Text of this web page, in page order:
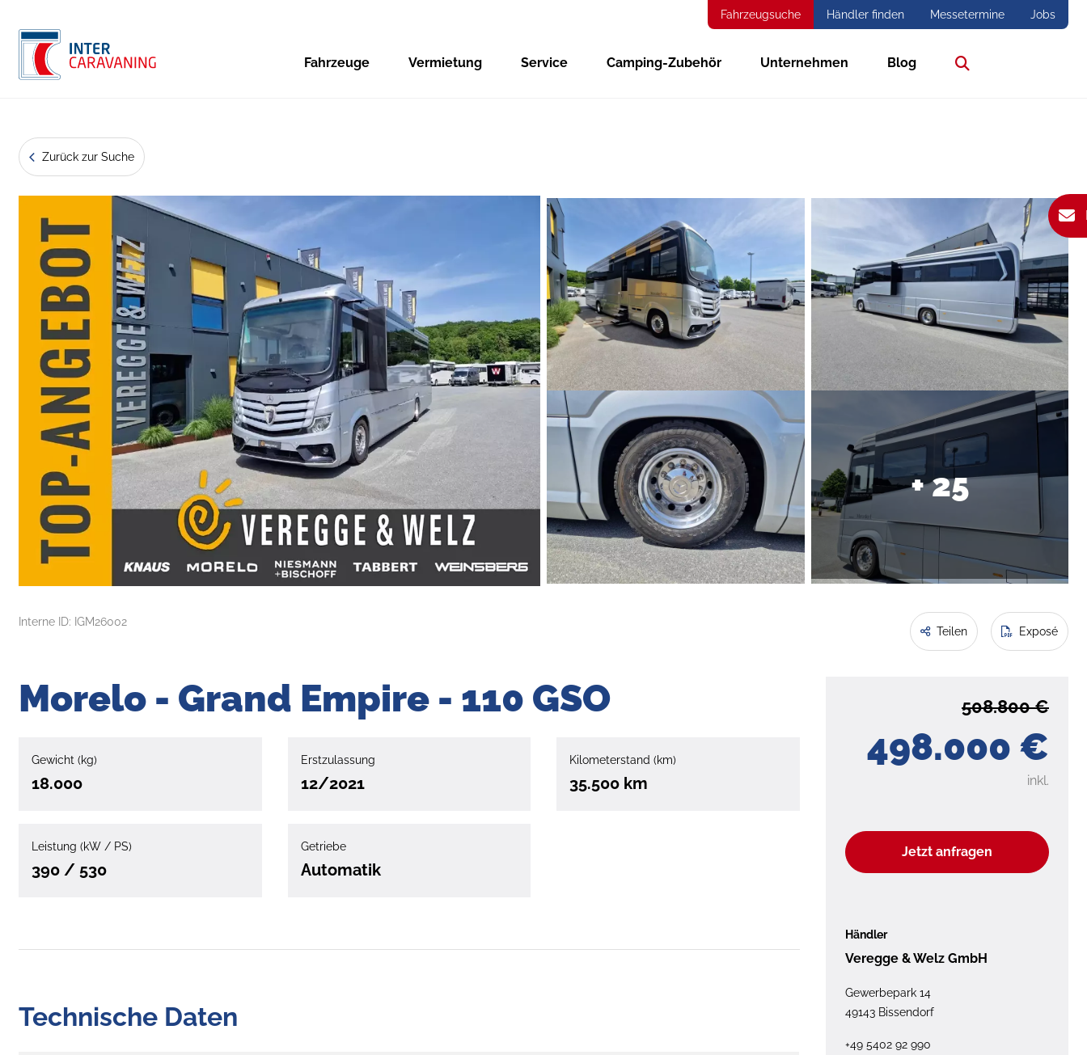
Fahrzeugsuche Händler finden Messetermine Jobs
Fahrzeuge Vermietung Service Camping-Zubehör Unternehmen Blog
Zurück zur Suche
+ 25
Interne ID: IGM26002
Teilen Exposé
498.000 €
508.800 €
inkl.
Jetzt anfragen
Händler
Veregge & Welz GmbH
Gewerbepark 14
49143 Bissendorf
+49 5402 92 990
Morelo - Grand Empire - 110 GSO
Gewicht (kg)
18.000
Erstzulassung
12/2021
Kilometerstand (km)
35.500 km
Leistung (kW / PS)
390 / 530
Getriebe
Automatik
Technische Daten